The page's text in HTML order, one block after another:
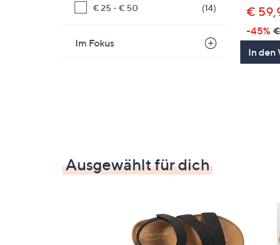
€ 25 - € 50
(14)
Im Fokus
€
-45%
In den
Ausgewählt für dich